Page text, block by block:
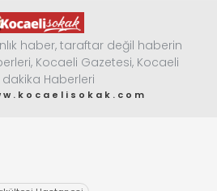
haber, taraftar değil haberin
Kocaeli Gazetesi, Kocaeli
dakika Haberleri